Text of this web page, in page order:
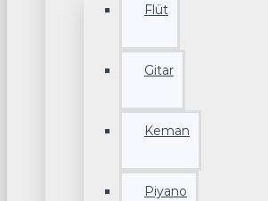
Flüt
Gitar
Keman
Piyano